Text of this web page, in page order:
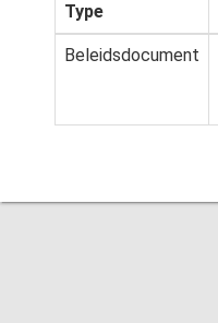
Type
Beleidsdocument